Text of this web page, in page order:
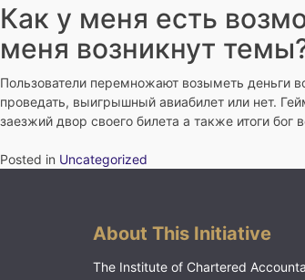
Как у меня есть
меня возникнут
Пользователи перемножают возыметь деньги
проведать, выигрышный авиабилет или нет.
заезжий двор своего билета а также итоги
Posted in Uncategorized
About This Initiative
The Institute of Chartered